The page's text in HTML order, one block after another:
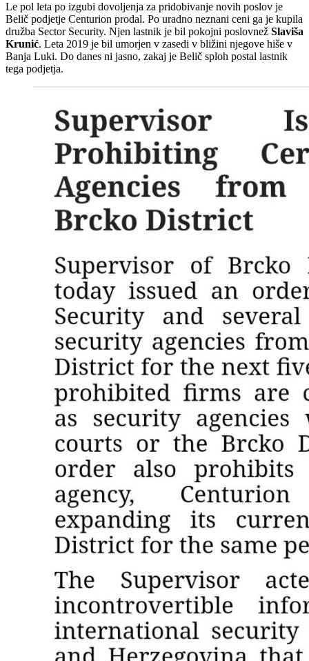
Le pol leta po izgubi dovoljenja za pridobivanje novih poslov je
Belič podjetje Centurion prodal. Po uradno neznani ceni ga je kupila
družba Sector Security. Njen lastnik je bil pokojni poslovnež Slaviša
Krunić. Leta 2019 je bil umorjen v zasedi v bližini njegove hiše v
Banja Luki. Do danes ni jasno, zakaj je Belič sploh postal lastnik
tega podjetja.